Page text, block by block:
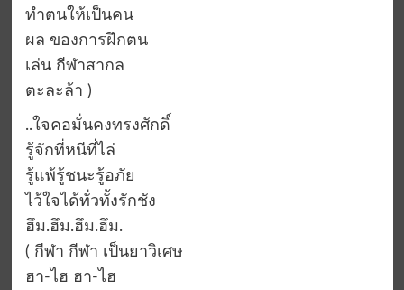
ทำตนให้เป็นคน
ผล ของการฝึกตน
เล่น กีฬาสากล
ตะละล้า )
..ใจคอมั่นคงทรงศักดิ์
รู้จักที่หนีที่ไล่
รู้แพ้รู้ชนะรู้อภัย
ไว้ใจได้ทั่วทั้งรักชัง
ฮึม.ฮึม.ฮึม.ฮึม.
( กีฬา กีฬา เป็นยาวิเศษ
ฮา-ไฮ ฮา-ไฮ